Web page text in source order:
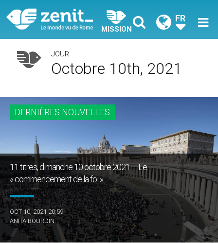
MISSION
FR
JOUR
Octobre 10th, 2021
DERNIÈRES NOUVELLES
11 titres, dimanche 10 octobre 2021 – Le
« commencement de la foi »
OCT 10, 2021 20:59
ANITA BOURDIN